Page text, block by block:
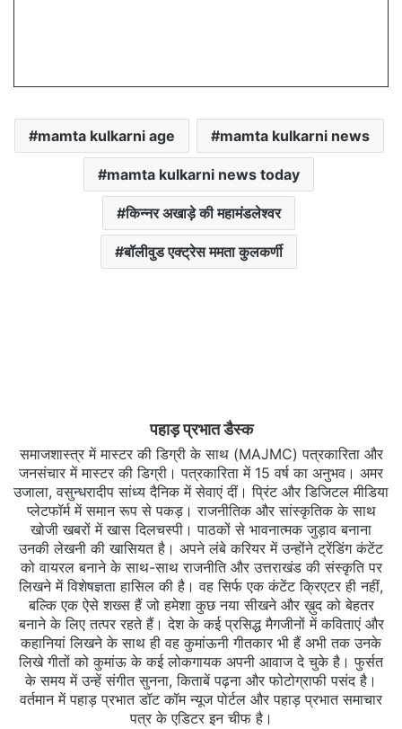
mamta kulkarni age mamta kulkarni news
mamta kulkarni news today
किन्नर अखाड़े की महामंडलेश्वर
बॉलीवुड एक्ट्रेस ममता कुलकर्णी
पहाड़ प्रभात डैस्क
समाजशास्त्र में मास्टर की डिग्री के साथ (MAJMC) पत्रकारिता और
जनसंचार में मास्टर की डिग्री। पत्रकारिता में 15 वर्ष का अनुभव। अमर
उजाला, वसुन्धरादीप सांध्य दैनिक में सेवाएं दीं। प्रिंट और डिजिटल मीडिया
प्लेटफॉर्म में समान रूप से पकड़। राजनीतिक और सांस्कृतिक के साथ
खोजी खबरों में खास दिलचस्‍पी। पाठकों से भावनात्मक जुड़ाव बनाना
उनकी लेखनी की खासियत है। अपने लंबे करियर में उन्होंने ट्रेंडिंग कंटेंट
को वायरल बनाने के साथ-साथ राजनीति और उत्तराखंड की संस्कृति पर
लिखने में विशेषज्ञता हासिल की है। वह सिर्फ एक कंटेंट क्रिएटर ही नहीं,
बल्कि एक ऐसे शख्स हैं जो हमेशा कुछ नया सीखने और ख़ुद को बेहतर
बनाने के लिए तत्पर रहते हैं। देश के कई प्रसिद्ध मैगजीनों में कविताएं और
कहानियां लिखने के साथ ही वह कुमांऊनी गीतकार भी हैं अभी तक उनके
लिखे गीतों को कुमांऊ के कई लोकगायक अपनी आवाज दे चुके है। फुर्सत
के समय में उन्हें संगीत सुनना, किताबें पढ़ना और फोटोग्राफी पसंद है।
वर्तमान में पहाड़ प्रभात डॉट कॉम न्यूज पोर्टल और पहाड़ प्रभात समाचार
पत्र के एडिटर इन चीफ है।